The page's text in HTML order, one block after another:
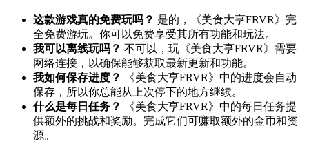
这款游戏真的免费玩吗？ 是的，《美食大亨FRVR》完
全免费游玩。你可以免费享受其所有功能和玩法。
我可以离线玩吗？ 不可以，玩《美食大亨FRVR》需要
网络连接，以确保能够获取最新更新和功能。
我如何保存进度？
《美食大亨FRVR》中的进度会自动
保存，所以你总能从上次停下的地方继续。
什么是每日任务？
《美食大亨FRVR》中的每日任务提
供额外的挑战和奖励。完成它们可赚取额外的金币和资
源。